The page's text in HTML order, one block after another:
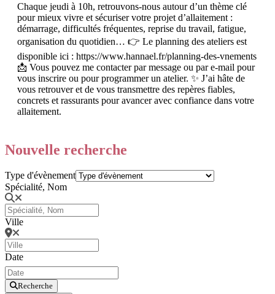
Chaque jeudi à 10h, retrouvons-nous autour d’un thème clé
pour mieux vivre et sécuriser votre projet d’allaitement :
démarrage, difficultés fréquentes, reprise du travail, fatigue,
organisation du quotidien… 👉 Le planning des ateliers est
disponible ici : https://www.hannael.fr/planning-des-vnements
📩 Vous pouvez me contacter par message ou par e-mail pour
vous inscrire ou pour programmer un atelier. ✨ J’ai hâte de
vous retrouver et de vous transmettre des repères fiables,
concrets et rassurants pour avancer avec confiance dans votre
allaitement.
Nouvelle recherche
Type d'évènement
Spécialité, Nom
Ville
Date
Recherche